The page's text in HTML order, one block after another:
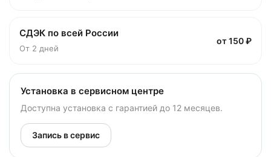
СДЭК по всей России
От 2 дней
от 150 ₽
Установка в сервисном центре
Доступна установка с гарантией до 12 месяцев.
Запись в сервис